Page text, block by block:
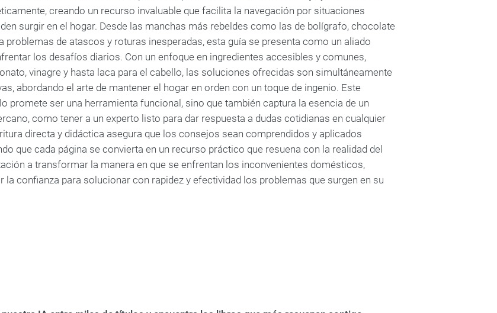
creando un recurso invaluable que facilita la navegación por situaciones
surgir en el hogar. Desde las manchas más rebeldes como las de bolígrafo, chocolate
problemas de atascos y roturas inesperadas, esta guía se presenta como un aliado
los desafíos diarios. Con un enfoque en ingredientes accesibles y comunes,
vinagre y hasta laca para el cabello, las soluciones ofrecidas son simultáneamente
abordando el arte de mantener el hogar en orden con un toque de ingenio. Este
promete ser una herramienta funcional, sino que también captura la esencia de un
como tener a un experto listo para dar respuesta a dudas cotidianas en cualquier
directa y didáctica asegura que los consejos sean comprendidos y aplicados
que cada página se convierta en un recurso práctico que resuena con la realidad del
a transformar la manera en que se enfrentan los inconvenientes domésticos,
la confianza para solucionar con rapidez y efectividad los problemas que surgen en su